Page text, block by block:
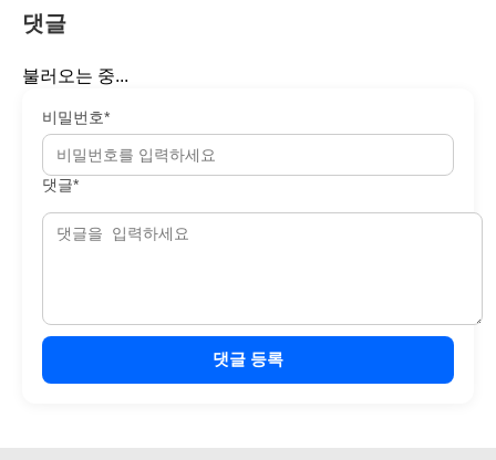
댓글
불러오는 중...
비밀번호*
댓글*
댓글 등록